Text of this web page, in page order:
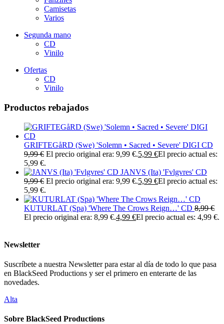
Camisetas
Varios
Segunda mano
CD
Vinilo
Ofertas
CD
Vinilo
Productos rebajados
GRIFTEGåRD (Swe) 'Solemn • Sacred • Severe' DIGI CD
9,99€ El precio original era: 9,99 €.5,99 €El precio actual es:
5,99 €.
JANVS (Ita) 'Fvlgvres' CD
9,99€ El precio original era: 9,99 €.5,99 €El precio actual es:
5,99 €.
KUTURLAT (Spa) 'Where The Crows Reign…' CD 8,99€
El precio original era: 8,99 €.4,99 €El precio actual es: 4,99 €.
Newsletter
Suscríbete a nuestra Newsletter para estar al día de todo lo que pasa
en BlackSeed Productions y ser el primero en enterarte de las
novedades.
Alta
Sobre BlackSeed Productions